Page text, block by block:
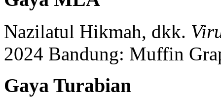
Nazilatul Hikmah, dkk.
2024 Bandung: Muffin
Gaya Turabian